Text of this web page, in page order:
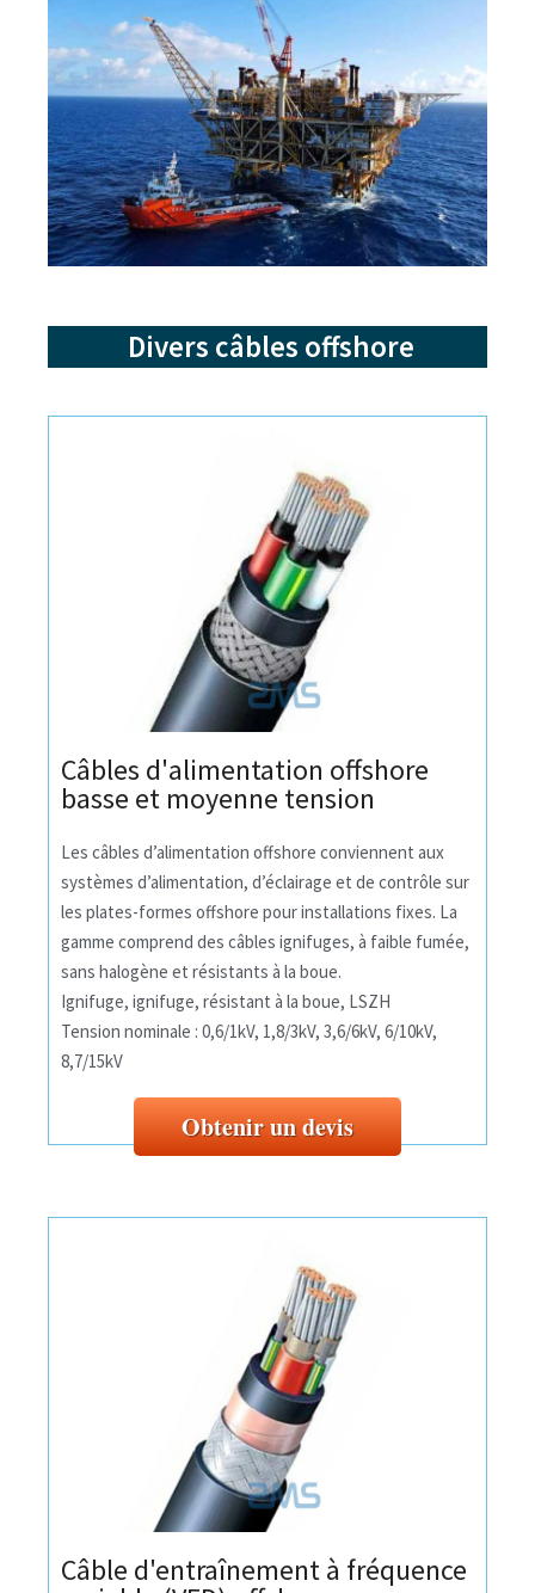
Divers câbles offshore
Câbles d'alimentation offshore
basse et moyenne tension
Les câbles d’alimentation offshore conviennent aux
systèmes d’alimentation, d’éclairage et de contrôle sur
les plates-formes offshore pour installations fixes. La
gamme comprend des câbles ignifuges, à faible fumée,
sans halogène et résistants à la boue.
Ignifuge, ignifuge, résistant à la boue, LSZH
Tension nominale : 0,6/1kV, 1,8/3kV, 3,6/6kV, 6/10kV,
8,7/15kV
Obtenir un devis
Câble d'entraînement à fréquence